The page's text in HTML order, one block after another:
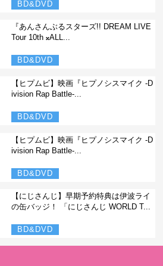
BD&DVD
『あんさんぶるスターズ!! DREAM LIVE
Tour 10th 𝄪ALL...
BD&DVD
【ヒプムビ】映画『ヒプノシスマイク -D
ivision Rap Battle-...
BD&DVD
【ヒプムビ】映画『ヒプノシスマイク -D
ivision Rap Battle-...
BD&DVD
【にじさんじ】早期予約特典は伊波ライ
の缶バッジ！ 「にじさんじ WORLD T...
BD&DVD